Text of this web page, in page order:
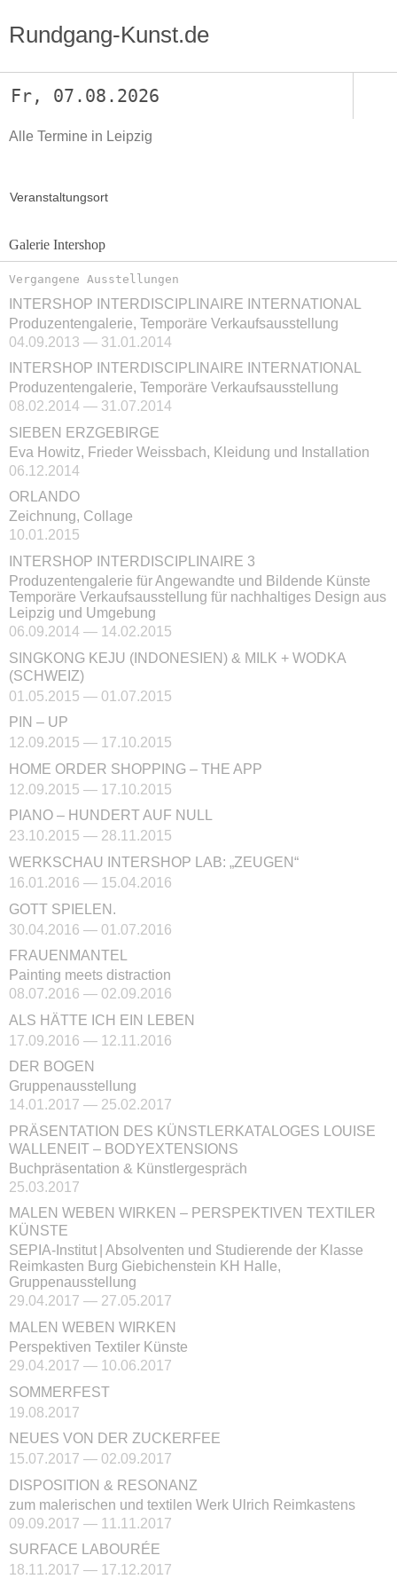
Rundgang-Kunst.de
Fr, 07.08.2026
Alle Termine in Leipzig
Veranstaltungsort
Galerie Intershop
Vergangene Ausstellungen
INTERSHOP INTERDISCIPLINAIRE INTERNATIONAL
Produzentengalerie, Temporäre Verkaufsausstellung
04.09.2013 — 31.01.2014
INTERSHOP INTERDISCIPLINAIRE INTERNATIONAL
Produzentengalerie, Temporäre Verkaufsausstellung
08.02.2014 — 31.07.2014
SIEBEN ERZGEBIRGE
Eva Howitz, Frieder Weissbach, Kleidung und Installation
06.12.2014
ORLANDO
Zeichnung, Collage
10.01.2015
INTERSHOP INTERDISCIPLINAIRE 3
Produzentengalerie für Angewandte und Bildende Künste
Temporäre Verkaufsausstellung für nachhaltiges Design aus
Leipzig und Umgebung
06.09.2014 — 14.02.2015
SINGKONG KEJU (INDONESIEN) & MILK + WODKA
(SCHWEIZ)
01.05.2015 — 01.07.2015
PIN – UP
12.09.2015 — 17.10.2015
HOME ORDER SHOPPING – THE APP
12.09.2015 — 17.10.2015
PIANO – HUNDERT AUF NULL
23.10.2015 — 28.11.2015
WERKSCHAU INTERSHOP LAB: „ZEUGEN“
16.01.2016 — 15.04.2016
GOTT SPIELEN.
30.04.2016 — 01.07.2016
FRAUENMANTEL
Painting meets distraction
08.07.2016 — 02.09.2016
ALS HÄTTE ICH EIN LEBEN
17.09.2016 — 12.11.2016
DER BOGEN
Gruppenausstellung
14.01.2017 — 25.02.2017
PRÄSENTATION DES KÜNSTLERKATALOGES LOUISE
WALLENEIT – BODYEXTENSIONS
Buchpräsentation & Künstlergespräch
25.03.2017
MALEN WEBEN WIRKEN – PERSPEKTIVEN TEXTILER
KÜNSTE
SEPIA-Institut | Absolventen und Studierende der Klasse
Reimkasten Burg Giebichenstein KH Halle,
Gruppenausstellung
29.04.2017 — 27.05.2017
MALEN WEBEN WIRKEN
Perspektiven Textiler Künste
29.04.2017 — 10.06.2017
SOMMERFEST
19.08.2017
NEUES VON DER ZUCKERFEE
15.07.2017 — 02.09.2017
DISPOSITION & RESONANZ
zum malerischen und textilen Werk Ulrich Reimkastens
09.09.2017 — 11.11.2017
SURFACE LABOURÉE
18.11.2017 — 17.12.2017